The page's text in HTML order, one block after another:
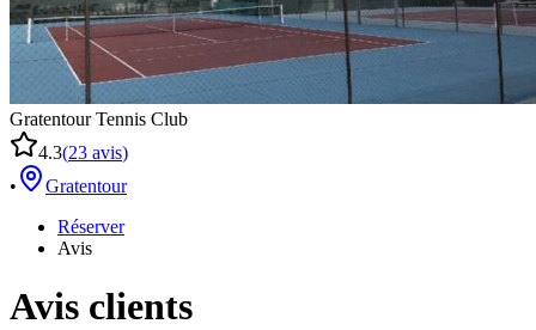
Gratentour Tennis Club
4.3(23 avis)
•
Gratentour
Réserver
Avis
Avis clients